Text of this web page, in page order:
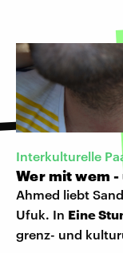
Interkulturelle
Wer mit wem
Ahmed liebt
Ufuk. In Eine
grenz- und